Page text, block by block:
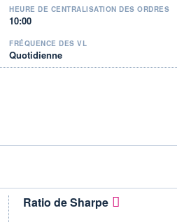
HEURE DE CENTRALISATION DES ORDRES
10:00
FRÉQUENCE DES VL
Quotidienne
Ratio de Sharpe